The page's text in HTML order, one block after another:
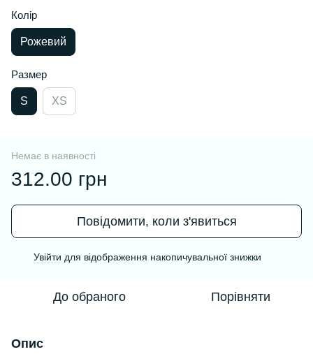
Колір
Рожевий
Размер
S XS
Немає в наявності
312.00 грн
Повідомити, коли з'явиться
Увійти для відображення накопичувальної знижки
До обраного Порівняти
Опис